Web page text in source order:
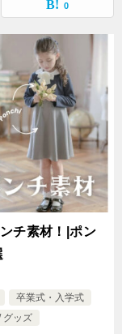
0
チ素材！|ポン
卒業式・入学式
グッズ